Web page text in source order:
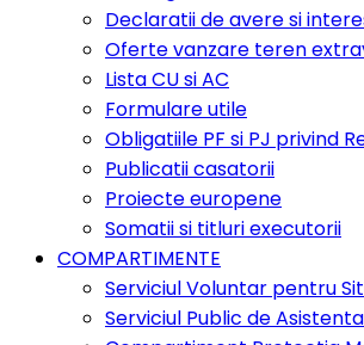
Declaratii de avere si
Oferte vanzare teren
Lista CU si AC
Formulare utile
Obligatiile PF si PJ privind
Publicatii casatorii
Proiecte europene
Somatii si titluri executorii
COMPARTIMENTE
Serviciul Voluntar pentru
Serviciul Public de